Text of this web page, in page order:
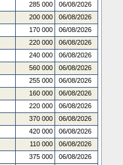
285 000
06/08/2026
200 000
06/08/2026
170 000
06/08/2026
220 000
06/08/2026
240 000
06/08/2026
560 000
06/08/2026
255 000
06/08/2026
160 000
06/08/2026
220 000
06/08/2026
370 000
06/08/2026
420 000
06/08/2026
110 000
06/08/2026
375 000
06/08/2026